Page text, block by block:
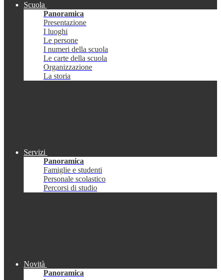
Scuola
Panoramica
Presentazione
I luoghi
Le persone
I numeri della scuola
Le carte della scuola
Organizzazione
La storia
Servizi
Panoramica
Famiglie e studenti
Personale scolastico
Percorsi di studio
Novità
Panoramica